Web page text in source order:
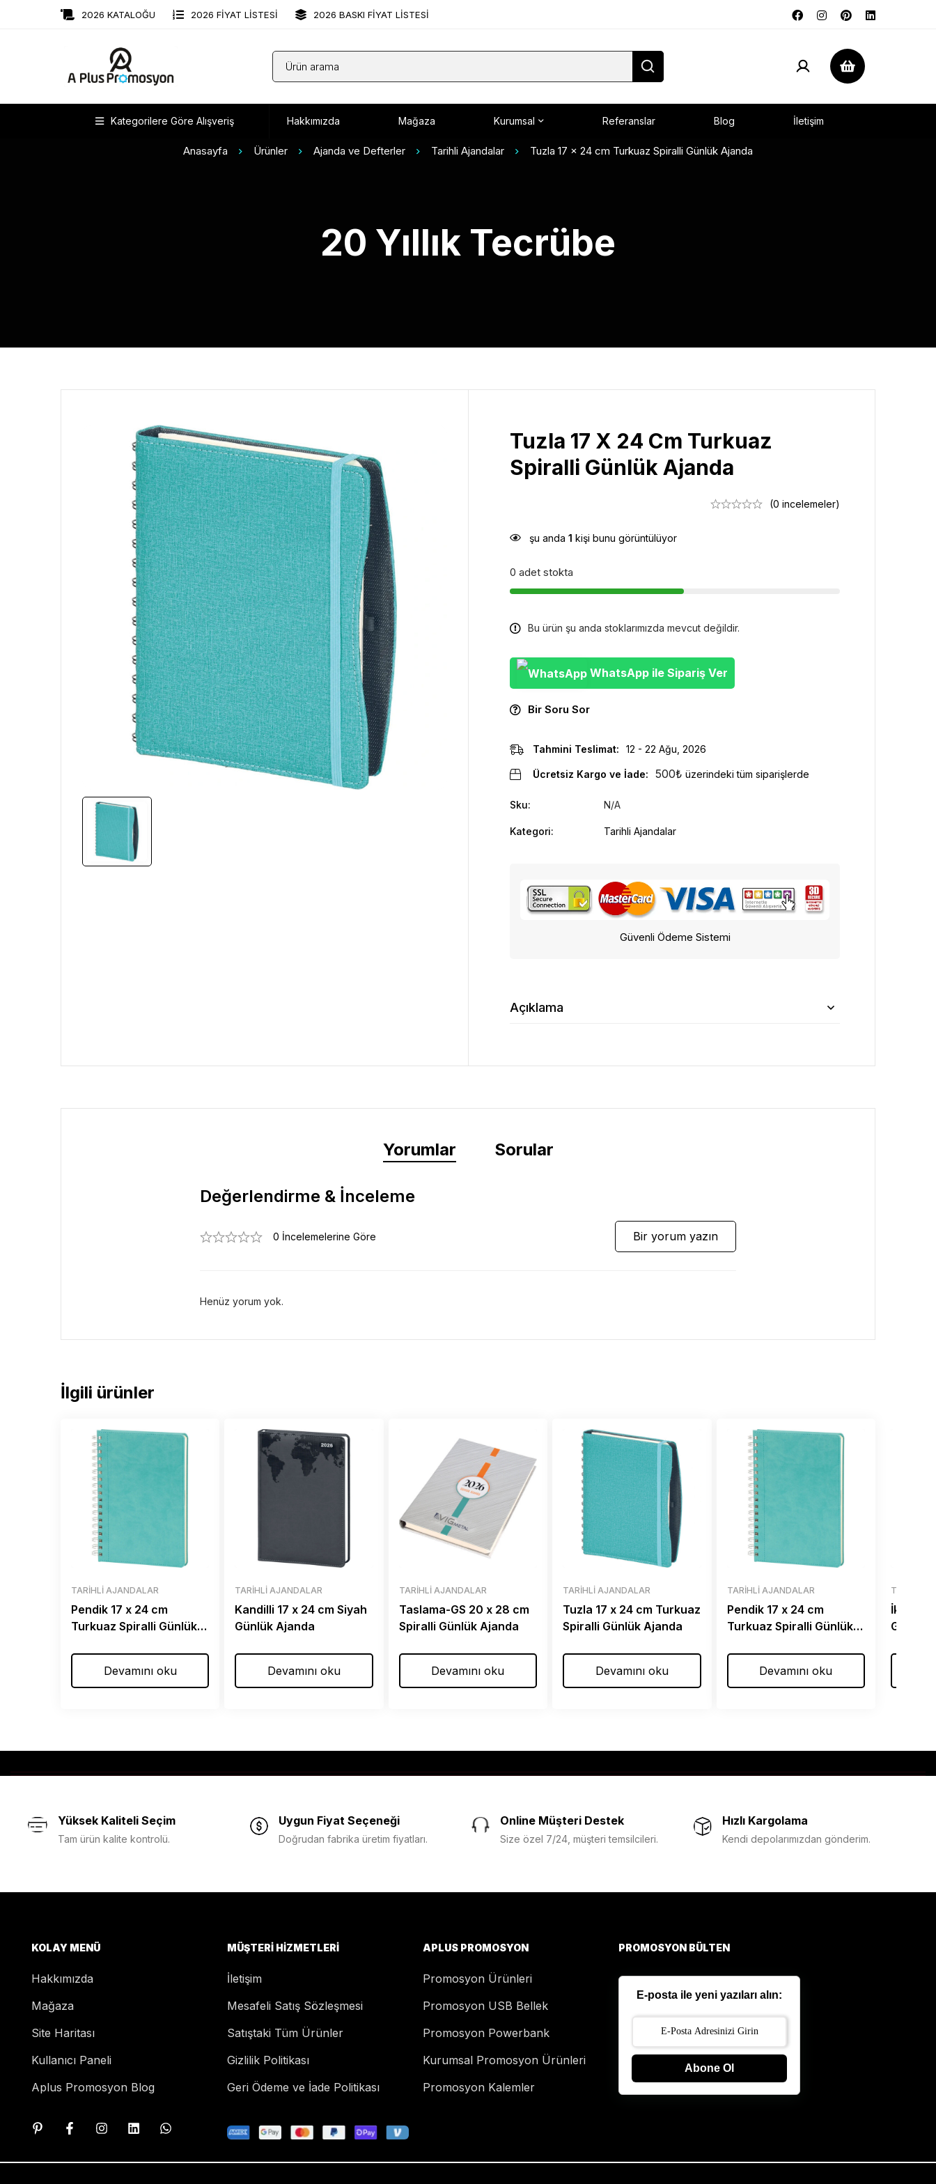
2026 KATALOĞU 2026 FİYAT LİSTESİ 2026 BASKI FİYAT LİSTESİ
Kategorilere Göre Alışveriş Hakkımızda Mağaza Kurumsal Referanslar Blog İletişim
Anasayfa Ürünler Ajanda ve Defterler Tarihli Ajandalar Tuzla 17 x 24 cm Turkuaz Spiralli Günlük Ajanda
20 Yıllık Tecrübe
Tuzla 17 X 24 Cm Turkuaz
Spiralli Günlük Ajanda
(0 incelemeler)
şu anda 1 kişi bunu görüntülüyor
0 adet stokta
Bu ürün şu anda stoklarımızda mevcut değildir.
WhatsApp ile Sipariş Ver
Bir Soru Sor
Tahmini Teslimat: 12 - 22 Ağu, 2026
Ücretsiz Kargo ve İade: 500₺ üzerindeki tüm siparişlerde
Sku: N/A
Kategori: Tarihli Ajandalar
Güvenli Ödeme Sistemi
Açıklama
Yorumlar Sorular
Değerlendirme & İnceleme
0 İncelemelerine Göre Bir yorum yazın
Henüz yorum yok.
İlgili ürünler
TARIHLI AJANDALAR
Pendik 17 x 24 cm
Turkuaz Spiralli Günlük
Devamını oku
TARIHLI AJANDALAR
Kandilli 17 x 24 cm Siyah
Günlük Ajanda
Devamını oku
TARIHLI AJANDALAR
Taslama-GS 20 x 28 cm
Spiralli Günlük Ajanda
Devamını oku
TARIHLI AJANDALAR
Tuzla 17 x 24 cm Turkuaz
Spiralli Günlük Ajanda
Devamını oku
TARIHLI AJANDALAR
Pendik 17 x 24 cm
Turkuaz Spiralli Günlük
Devamını oku
TARIHLI
İkitelli
Günlük
Yüksek Kaliteli Seçim
Tam ürün kalite kontrolü.
Uygun Fiyat Seçeneği
Doğrudan fabrika üretim fiyatları.
Online Müşteri Destek
Size özel 7/24, müşteri temsilcileri.
Hızlı Kargolama
Kendi depolarımızdan gönderim.
KOLAY MENÜ
Hakkımızda
Mağaza
Site Haritası
Kullanıcı Paneli
Aplus Promosyon Blog
MÜŞTERI HIZMETLERI
İletişim
Mesafeli Satış Sözleşmesi
Satıştaki Tüm Ürünler
Gizlilik Politikası
Geri Ödeme ve İade Politikası
APLUS PROMOSYON
Promosyon Ürünleri
Promosyon USB Bellek
Promosyon Powerbank
Kurumsal Promosyon Ürünleri
Promosyon Kalemler
PROMOSYON BÜLTEN
E-posta ile yeni yazıları alın:
Abone Ol